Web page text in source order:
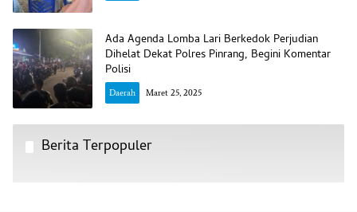
Ada Agenda Lomba Lari Berkedok Perjudian
Dihelat Dekat Polres Pinrang, Begini Komentar
Polisi
Daerah Maret 25, 2025
Berita Terpopuler